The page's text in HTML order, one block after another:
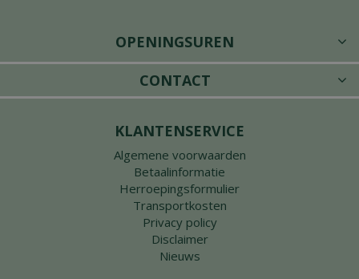
OPENINGSUREN
CONTACT
KLANTENSERVICE
Algemene voorwaarden
Betaalinformatie
Herroepingsformulier
Transportkosten
Privacy policy
Disclaimer
Nieuws